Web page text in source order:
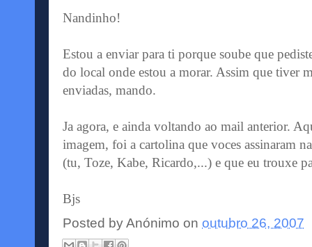
Nandinho!
Estou a enviar para ti porque soube que
do local onde estou a morar. Assim que tiver
enviadas, mando.
Ja agora, e ainda voltando ao mail anterior.
imagem, foi a cartolina que voces assinaram
(tu, Toze, Kabe, Ricardo,...) e que eu trouxe
Bjs
Posted byAnónimo on outubro 26, 2007